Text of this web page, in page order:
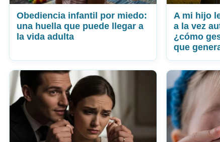
Obediencia infantil por miedo:
una huella que puede llegar a
la vida adulta
A mi hijo
a la vez
¿cómo
que